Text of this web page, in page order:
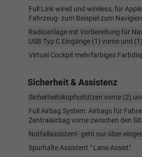
Full Link wired und wireless, für
Fahrzeug- zum Beispiel zum
Radioanlage mit Vorbereitung für
USB Typ C Eingänge (1) vorne und
Virtual Cockpit mehrfarbiges
Sicherheit & Assistenz
Sicherheitskopfsstützen vorne (2)
Full Airbag System: Airbags für
Zentralairbag vorne zwischen den
Notfallassistent- geht nur über
Spurhalte Assistent " Lane Assist"